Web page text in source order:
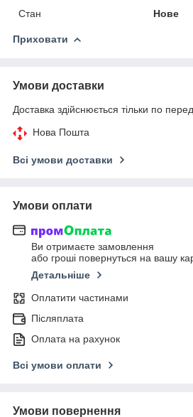
Стан
Нове
Приховати
Умови доставки
Доставка здійснюється тільки по
Нова Пошта
Всі умови доставки
Умови оплати
Ви отримаєте замовлення
або гроші повернуться на вашу
Детальніше
Оплатити частинами
Післяплата
Оплата на рахунок
Всі умови оплати
Умови повернення